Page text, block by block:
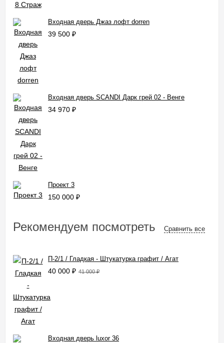
Входная дверь Джаз лофт dorren
39 500 ₽
Входная дверь SCANDI Дарк грей 02 - Венге
34 970 ₽
Проект 3
150 000 ₽
Рекомендуем посмотреть Сравнить все
П-2/1 / Гладкая - Штукатурка графит / Агат
40 000 ₽ 41 000₽
Входная дверь luxor 36